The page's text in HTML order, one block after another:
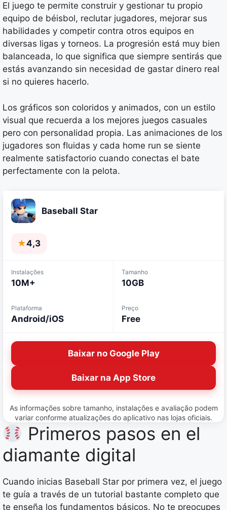
El juego te permite construir y gestionar tu propio
equipo de béisbol, reclutar jugadores, mejorar sus
habilidades y competir contra otros equipos en
diversas ligas y torneos. La progresión está muy bien
balanceada, lo que significa que siempre sentirás que
estás avanzando sin necesidad de gastar dinero real
si no quieres hacerlo.
Los gráficos son coloridos y animados, con un estilo
visual que recuerda a los mejores juegos casuales
pero con personalidad propia. Las animaciones de los
jugadores son fluidas y cada home run se siente
realmente satisfactorio cuando conectas el bate
perfectamente con la pelota.
Baseball Star
★4,3
Instalações
10M+
Tamanho
10GB
Plataforma
Android/iOS
Preço
Free
Baixar no Google Play
Baixar na App Store
As informações sobre tamanho, instalações e avaliação podem
variar conforme atualizações do aplicativo nas lojas oficiais.
Primeros pasos en el
diamante digital
Cuando inicias Baseball Star por primera vez, el juego
te guía a través de un tutorial bastante completo que
te enseña los fundamentos básicos. No te preocupes